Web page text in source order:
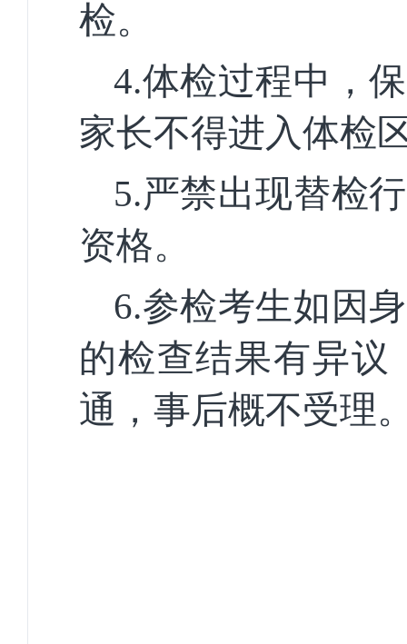
检。
4.体检过程中，
家长不得进入体检
5.严禁出现替检
资格。
6.参检考生如因
的检查结果有异议
通，事后概不受理